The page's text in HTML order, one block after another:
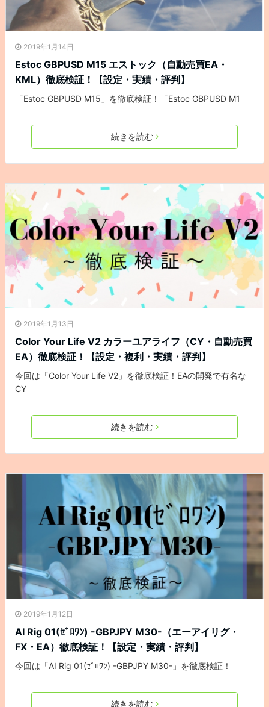
2019年1月14日
Estoc GBPUSD M15 エストック（自動売買EA・
KML）徹底検証！【設定・実績・評判】
「Estoc GBPUSD M15」を徹底検証！「Estoc GBPUSD M1
続きを読む
2019年1月13日
Color Your Life V2 カラーユアライフ（CY・自動売買
EA）徹底検証！【設定・複利・実績・評判】
今回は「Color Your Life V2」を徹底検証！EAの開発で有名な
CY
続きを読む
2019年1月12日
AI Rig 01(ｾﾞﾛﾜﾝ) -GBPJPY M30-（エーアイリグ・
FX・EA）徹底検証！【設定・実績・評判】
今回は「AI Rig 01(ｾﾞﾛﾜﾝ) -GBPJPY M30-」を徹底検証！
続きを読む